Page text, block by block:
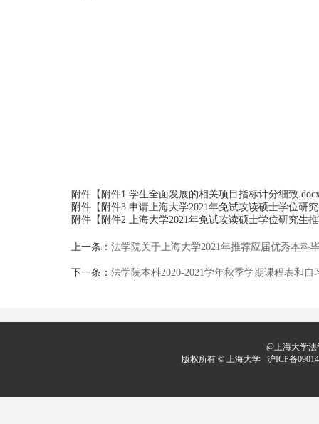
附件【 附件1 学生全面发展的相关项目指标计分细致
附件【 附件3 申请上海大学2021年免试攻读硕士学位研
附件【 附件2 上海大学2021年免试攻读硕士学位研究生
上一条： 法学院关于上海大学2021年推荐应届优秀本科
下一条： 法学院本科2020-2021学年秋季学期课程表和自
@上海大学
版权所有 ©上海大学 沪ICP备